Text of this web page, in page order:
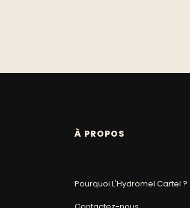
À PROPOS
Pourquoi L'Hydromel Cartel ?